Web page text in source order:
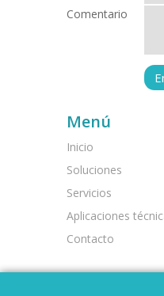
Comentario
Menú
Inicio
Soluciones
Servicios
Aplicaciones
Contacto